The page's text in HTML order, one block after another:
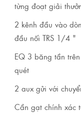
từng đoạt giải
2 kênh đầu vào
đầu nối TRS 1/4 "
EQ 3 băng tần
quét
2 aux gửi với
Cần gạt chính xác